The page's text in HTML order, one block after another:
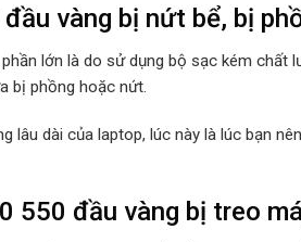
vàng bị nứt bể, bị
lớn là do sử dụng bộ sạc kém chất
bị phồng hoặc nứt.
lâu dài của laptop, lúc này là lúc bạn
550 đầu vàng bị treo